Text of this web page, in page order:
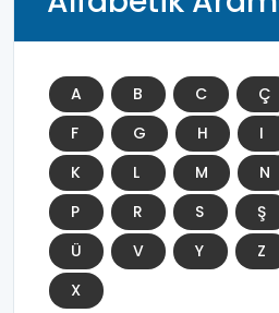
A B C Ç
F
G H I
K
L M N
P
R S Ş
Ü
V Y Z
X